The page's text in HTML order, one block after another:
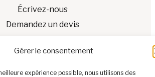
Gérer le consentement
expérience possible, nous utilisons des
Écrivez-nous
Demandez un devis